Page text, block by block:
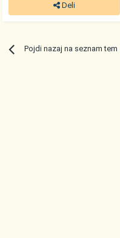
Deli
Pojdi nazaj na seznam tem